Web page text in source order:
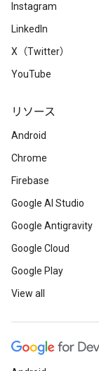
Instagram
LinkedIn
X（Twitter）
YouTube
リソース
Android
Chrome
Firebase
Google AI Studio
Google Antigravity
Google Cloud
Google Play
View all